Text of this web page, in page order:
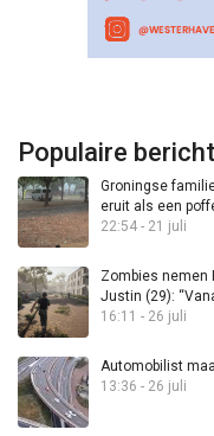
Populaire
Groningse
eruit als een
22:54 - 21 juli
Zombies nemen
Justin (29):
16:11 - 26 juli
Automobilist
13:36 - 26 juli